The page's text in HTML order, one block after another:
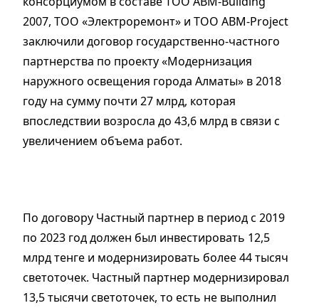
2007, ТОО «Электроремонт» и ТОО ABM-Project
заключили договор государственно-частного
партнерства по проекту «Модернизация
наружного освещения города Алматы» в 2018
году на сумму почти 27 млрд, которая
впоследствии возросла до 43,6 млрд в связи с
увеличением объема работ.
По договору Частный партнер в период с 2019
по 2023 год должен был инвестировать 12,5
млрд тенге и модернизировать более 44 тысяч
светоточек. Частный партнер модернизировал
13,5 тысячи светоточек, то есть не выполнил